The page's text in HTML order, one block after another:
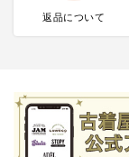
返品について